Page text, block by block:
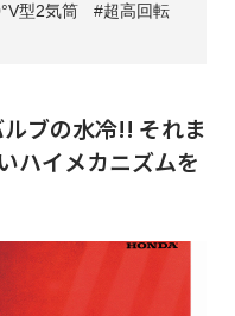
型2気筒
超高回転
ブの水冷!! それま
ハイメカニズムを